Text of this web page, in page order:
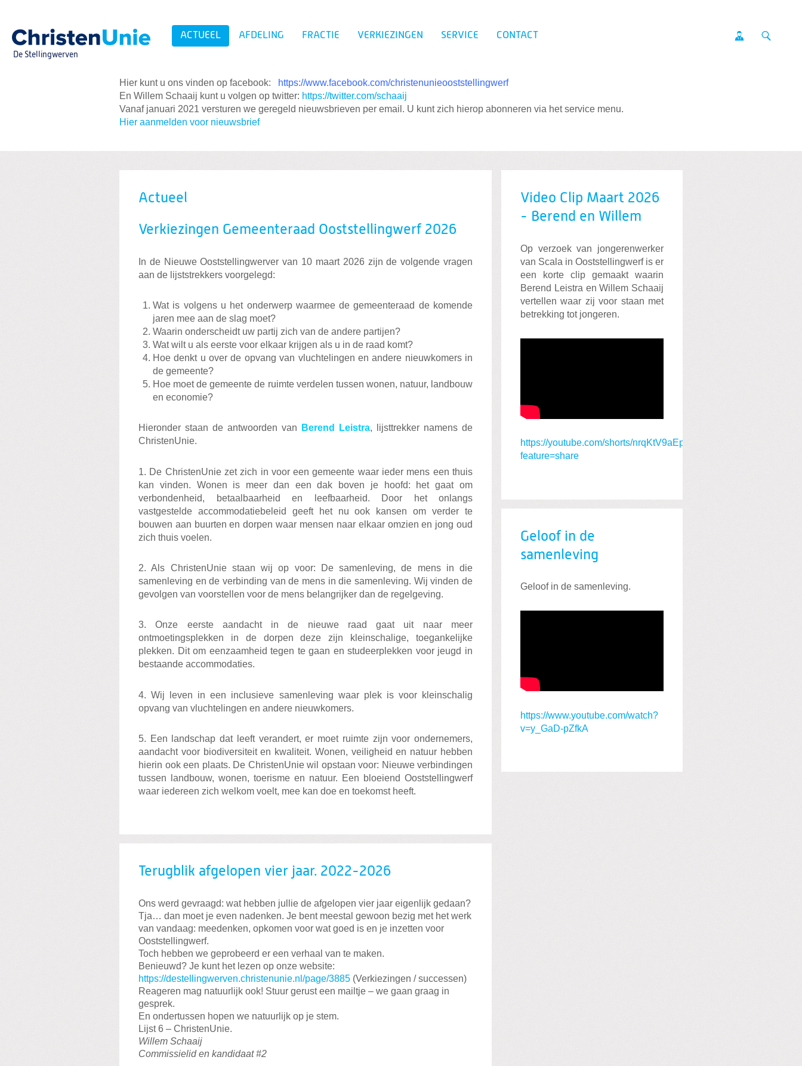
Spring
naar
inhoud
De Stellingwerven
ACTUEEL AFDELING FRACTIE VERKIEZINGEN SERVICE CONTACT
Zoeken:
Zoeken
Hier kunt u ons vinden op facebook:
https://www.facebook.com/christenunieooststellingwerf
En Willem Schaaij kunt u volgen op twitter: https://twitter.com/schaaij
Vanaf januari 2021 versturen we geregeld nieuwsbrieven per email. U kunt zich hierop abonneren via het service menu.
Hier aanmelden voor nieuwsbrief
Actueel
Verkiezingen Gemeenteraad Ooststellingwerf 2026
In de Nieuwe Ooststellingwerver van 10 maart 2026 zijn de volgende vragen
aan de lijststrekkers voorgelegd:
Wat is volgens u het onderwerp waarmee de gemeenteraad de komende
jaren mee aan de slag moet?
Waarin onderscheidt uw partij zich van de andere partijen?
Wat wilt u als eerste voor elkaar krijgen als u in de raad komt?
Hoe denkt u over de opvang van vluchtelingen en andere nieuwkomers in
de gemeente?
Hoe moet de gemeente de ruimte verdelen tussen wonen, natuur, landbouw
en economie?
Hieronder staan de antwoorden van Berend Leistra, lijsttrekker namens de
ChristenUnie.
1. De ChristenUnie zet zich in voor een gemeente waar ieder mens een thuis
kan vinden. Wonen is meer dan een dak boven je hoofd: het gaat om
verbondenheid, betaalbaarheid en leefbaarheid. Door het onlangs
vastgestelde accommodatiebeleid geeft het nu ook kansen om verder te
bouwen aan buurten en dorpen waar mensen naar elkaar omzien en jong oud
zich thuis voelen.
2. Als ChristenUnie staan wij op voor: De samenleving, de mens in die
samenleving en de verbinding van de mens in die samenleving. Wij vinden de
gevolgen van voorstellen voor de mens belangrijker dan de regelgeving.
3. Onze eerste aandacht in de nieuwe raad gaat uit naar meer
ontmoetingsplekken in de dorpen deze zijn kleinschalige, toegankelijke
plekken. Dit om eenzaamheid tegen te gaan en studeerplekken voor jeugd in
bestaande accommodaties.
4. Wij leven in een inclusieve samenleving waar plek is voor kleinschalig
opvang van vluchtelingen en andere nieuwkomers.
5. Een landschap dat leeft verandert, er moet ruimte zijn voor ondernemers,
aandacht voor biodiversiteit en kwaliteit. Wonen, veiligheid en natuur hebben
hierin ook een plaats. De ChristenUnie wil opstaan voor: Nieuwe verbindingen
tussen landbouw, wonen, toerisme en natuur. Een bloeiend Ooststellingwerf
waar iedereen zich welkom voelt, mee kan doe en toekomst heeft.
Terugblik afgelopen vier jaar. 2022-2026
Ons werd gevraagd: wat hebben jullie de afgelopen vier jaar eigenlijk gedaan?
Tja… dan moet je even nadenken. Je bent meestal gewoon bezig met het werk
van vandaag: meedenken, opkomen voor wat goed is en je inzetten voor
Ooststellingwerf.
Toch hebben we geprobeerd er een verhaal van te maken.
Benieuwd? Je kunt het lezen op onze website:
https://destellingwerven.christenunie.nl/page/3885 (Verkiezingen / successen)
Reageren mag natuurlijk ook! Stuur gerust een mailtje – we gaan graag in
gesprek.
En ondertussen hopen we natuurlijk op je stem.
Lijst 6 – ChristenUnie.
Willem Schaaij
Commissielid en kandidaat #2
Video Clip Maart 2026
- Berend en Willem
Op verzoek van jongerenwerker
van Scala in Ooststellingwerf is er
een korte clip gemaakt waarin
Berend Leistra en Willem Schaaij
vertellen waar zij voor staan met
betrekking tot jongeren.
https://youtube.com/shorts/nrqKtV9aEps?
feature=share
Geloof in de
samenleving
Geloof in de samenleving.
https://www.youtube.com/watch?
v=y_GaD-pZfkA